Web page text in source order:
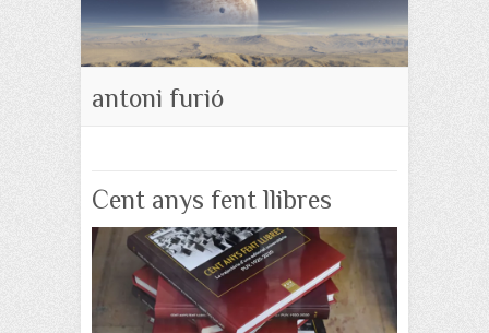
antoni furió
Cent anys fent llibres